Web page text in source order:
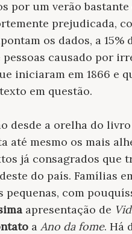
por um verão
prejudicada,
os dados, a
causado por
iniciaram em 1866 e
em questão.
desde a orelha do
até mesmo os mais
já consagrados que
do país. Famílias
pequenas, com
apresentação de
a Ano da fome. Há